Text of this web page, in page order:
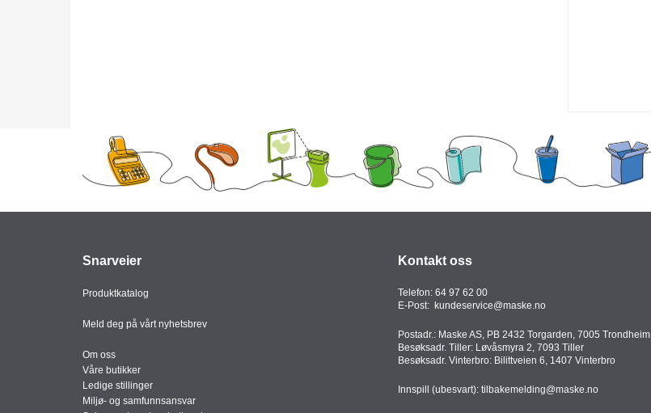
Snarveier
Produktkatalog
Meld deg på vårt nyhetsbrev
Om oss
Våre butikker
Ledige stillinger
Miljø- og samfunnsansvar
Kontakt oss
Telefon: 64 97 62 00
E-Post: kundeservice@maske.no
Postadr.: Maske AS, PB 2432 Torgarden, 7005 Trondheim
Besøksadr. Tiller: Løvåsmyra 2, 7093 Tiller
Besøksadr. Vinterbro: Bilittveien 6, 1407 Vinterbro
Innspill (ubesvart): tilbakemelding@maske.no